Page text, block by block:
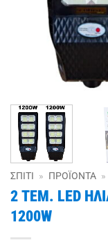
ΣΠΊΤΙ » ΠΡΟΪΌΝΤΑ »
2 ΤΕΜ. LED
1200W